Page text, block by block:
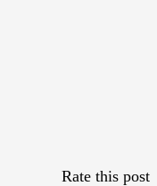
Rate this post